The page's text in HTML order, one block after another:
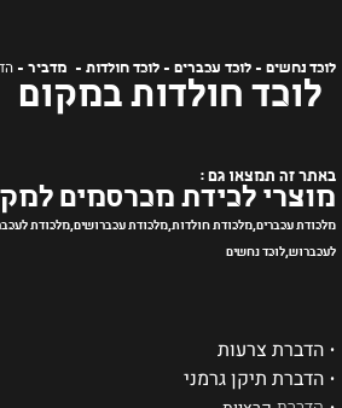
לוכד נחשים - לוכד עכברים - לוכד חולדות - מדביר -
לוכד חולדות במקום
באתר זה תמצאו גם :
מוצרי לכידת מכרסמים
מלכודת עכברים,מלכודת חולדות,מלכודת עכברושים,מלכודת
לעכברוש,לוכד נחשים
• הדברת צרעות
• הדברת תיקן גרמני